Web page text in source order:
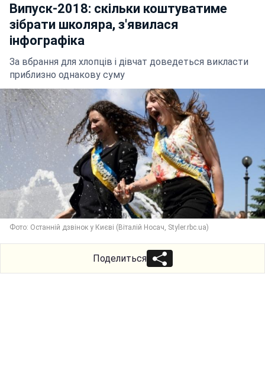
Випуск-2018: скільки коштуватиме
зібрати школяра, з'явилася
інфографіка
За вбрання для хлопців і дівчат доведеться викласти
приблизно однакову суму
Фото: Останній дзвінок у Києві (Віталій Носач, Styler.rbc.ua)
Поделиться